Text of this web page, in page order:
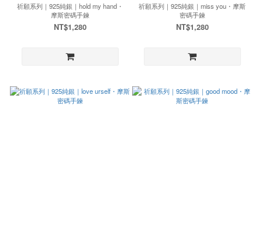
祈願系列｜925純銀｜hold my hand・
摩斯密碼手鍊
NT$1,280
祈願系列｜925純銀｜miss you・摩斯
密碼手鍊
NT$1,280